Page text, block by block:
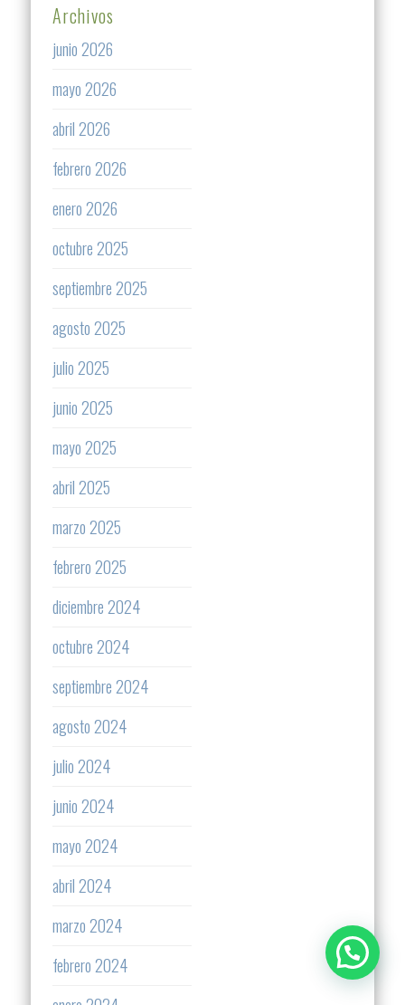
Archivos
junio 2026
mayo 2026
abril 2026
febrero 2026
enero 2026
octubre 2025
septiembre 2025
agosto 2025
julio 2025
junio 2025
mayo 2025
abril 2025
marzo 2025
febrero 2025
diciembre 2024
octubre 2024
septiembre 2024
agosto 2024
julio 2024
junio 2024
mayo 2024
abril 2024
marzo 2024
febrero 2024